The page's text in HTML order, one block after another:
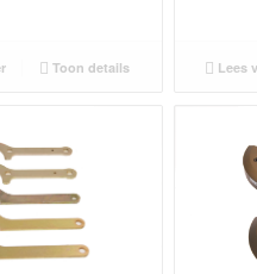
Toon details Lees